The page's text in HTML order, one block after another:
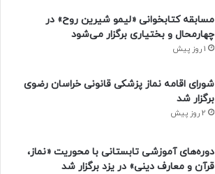
مسابقه کتابخوانی «لیمو شیرین روح» در
چهارمحال و بختیاری برگزار می‌شود
1 روز پیش
شورای اقامه نماز پزشکی قانونی خراسان رضوی
برگزار شد
2 روز پیش
دوره‌های آموزشی تابستانی با محوریت «نماز،
قرآن و معارف دینی» در یزد برگزار شد